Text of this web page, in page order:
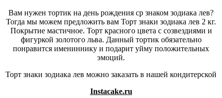
Вам нужен тортик на день рождения ср знаком зодиака лев?
Тогда мы можем предложить вам Торт знаки зодиака лев 2 кг.
Покрытие мастичное. Торт красного цвета с созвездиями и
фигуркой золотого льва. Данный тортик обязательно
понравится имениннику и подарит уйму положительных
эмоций.
Торт знаки зодиака лев можно заказать в нашей кондитерской
Instacake.ru